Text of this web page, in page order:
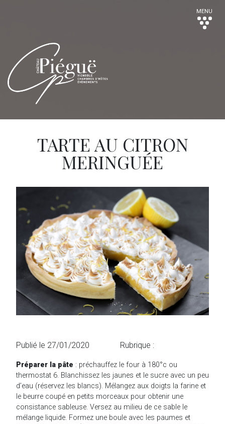
MENU
TARTE AU CITRON
MERINGUÉE
Publié le 27/01/2020 Rubrique :
Préparer la pâte : préchauffez le four à 180°c ou
thermostat 6. Blanchissez les jaunes et le sucre avec un peu
d’eau (réservez les blancs). Mélangez aux doigts la farine et
le beurre coupé en petits morceaux pour obtenir une
consistance sableuse. Versez au milieu de ce sable le
mélange liquide. Formez une boule avec les paumes et